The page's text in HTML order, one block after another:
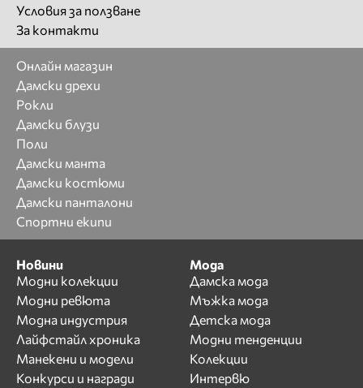
Условия за ползване
За контакти
Онлайн магазин
Дамски дрехи
Рокли
Дамски блузи
Поли
Дамски манта
Дамски костюми
Дамски панталони
Спортни екипи
Новини
Модни колекции
Модни ревюта
Модна индустрия
Лайфстайл хроника
Манекени и модели
Конкурси и награди
Мода
Дамска мода
Мъжка мода
Детска мода
Модни тенденции
Колекции
Интервю